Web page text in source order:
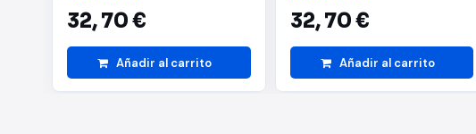
32,70 €
Añadir al carrito
32,70 €
Añadir al carrito